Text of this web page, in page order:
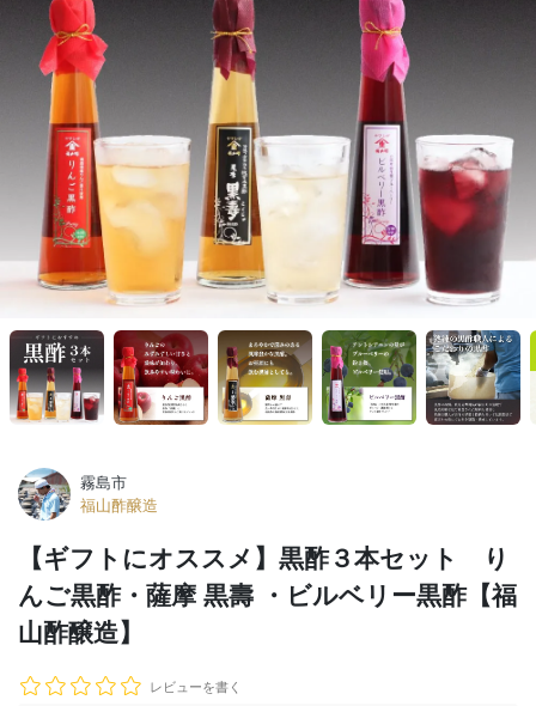
霧島市
福山酢醸造
【ギフトにオススメ】黒酢３本セット り
んご黒酢・薩摩 黒壽 ・ビルベリー黒酢【福
山酢醸造】
レビューを書く